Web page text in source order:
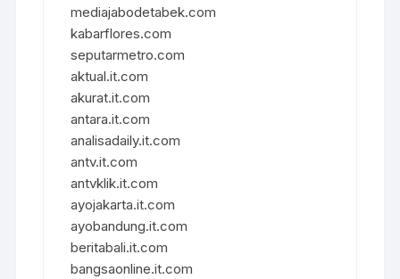
mediajabodetabek.com
kabarflores.com
seputarmetro.com
aktual.it.com
akurat.it.com
antara.it.com
analisadaily.it.com
antv.it.com
antvklik.it.com
ayojakarta.it.com
ayobandung.it.com
beritabali.it.com
bangsaonline.it.com